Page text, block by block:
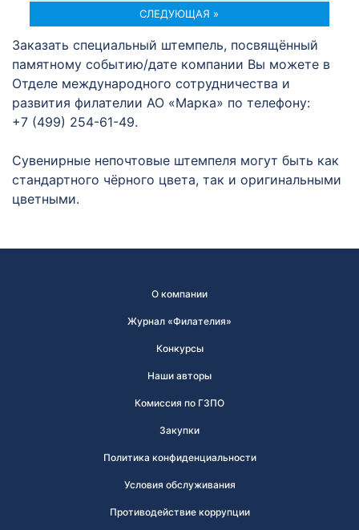
СЛЕДУЮЩАЯ »
Заказать специальный штемпель, посвящённый
памятному событию/дате компании Вы можете в
Отделе международного сотрудничества и
развития филателии АО «Марка» по телефону:
+7 (499) 254-61-49.
Сувенирные непочтовые штемпеля могут быть как
стандартного чёрного цвета, так и оригинальными
цветными.
О компании
Журнал «Филателия»
Конкурсы
Наши авторы
Комиссия по ГЗПО
Закупки
Политика конфиденциальности
Условия обслуживания
Противодействие коррупции